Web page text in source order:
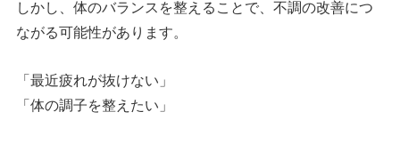
しかし、体のバランスを整えることで、不調の改善につ
ながる可能性があります。
「最近疲れが抜けない」
「体の調子を整えたい」